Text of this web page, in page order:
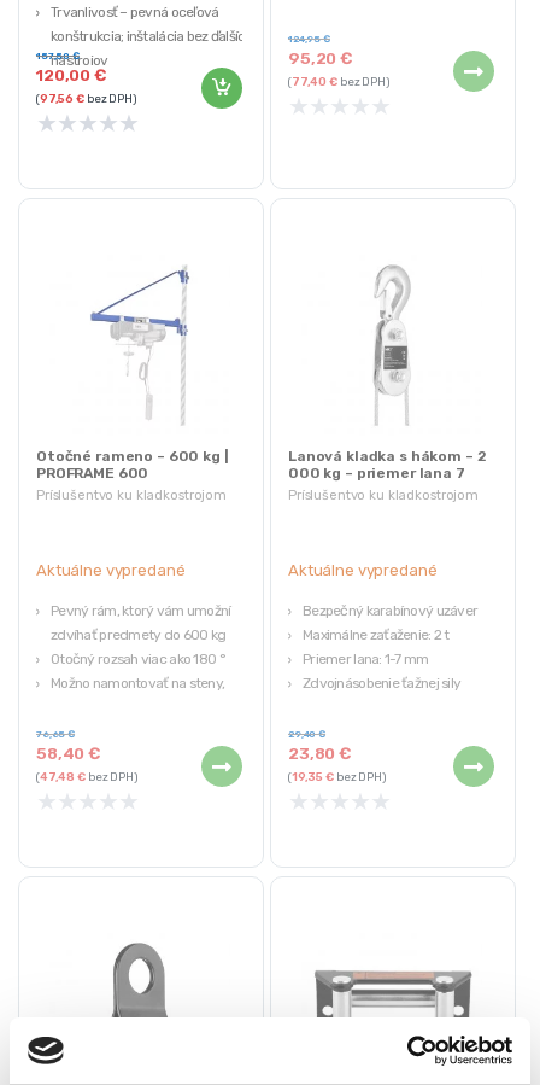
Trvanlivosť – pevná oceľová
konštrukcia; inštalácia bez ďalších
nástrojov
Ochrana – koeficient bezpečnosti
1,25 z maximálnej nosnosti
Univerzálnosť – nastaviteľná šírka
120,00€
157,50€
(97,56€bez DPH)
★★★★★
95,20€
124,95€
(77,40€bez DPH)
★ ★ ★ ★ ★
Príslušentvo ku kladkostrojom
Otočné rameno – 600 kg |
PROFRAME 600
Aktuálne vypredané
Pevný rám, ktorý vám umožní
zdvíhať predmety do 600 kg
Otočný rozsah viac ako 180 °
Možno namontovať na steny,
Jednoduchá inštalácia vďaka
potrebným prvkom, ktoré sú
súčasťou súpravy
58,40€
76,65€
(47,48€bez DPH)
★ ★ ★ ★ ★
Príslušentvo ku kladkostrojom
Lanová kladka s hákom – 2
000 kg – priemer lana 7
mm
Aktuálne vypredané
Bezpečný karabínový uzáver
Maximálne zaťaženie: 2 t
Priemer lana: 1-7 mm
Zdvojnásobenie ťažnej sily
23,80€
29,40€
(19,35€bez DPH)
★ ★ ★ ★ ★